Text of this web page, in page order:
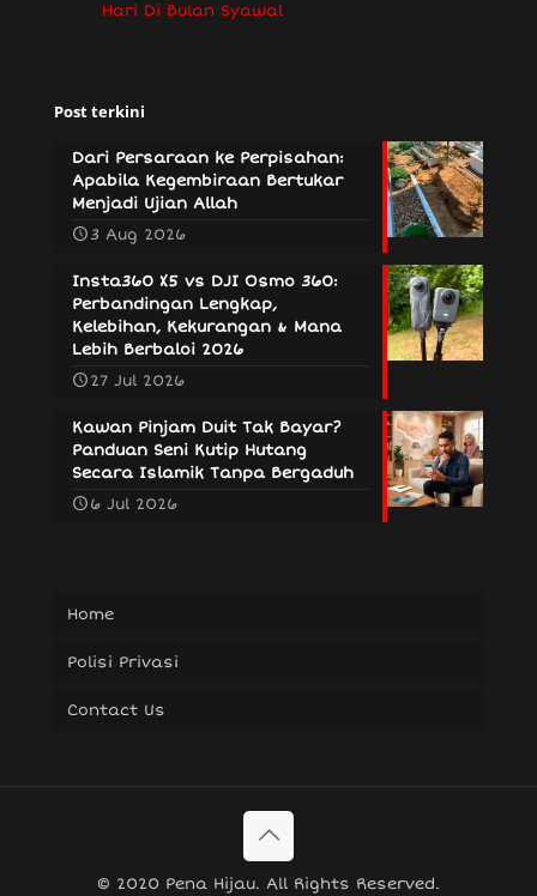
Hari Di Bulan Syawal
Post terkini
Dari Persaraan ke Perpisahan:
Apabila Kegembiraan Bertukar
Menjadi Ujian Allah
3 Aug 2026
Insta360 X5 vs DJI Osmo 360:
Perbandingan Lengkap,
Kelebihan, Kekurangan & Mana
Lebih Berbaloi 2026
27 Jul 2026
Kawan Pinjam Duit Tak Bayar?
Panduan Seni Kutip Hutang
Secara Islamik Tanpa Bergaduh
6 Jul 2026
Home
Polisi Privasi
Contact Us
© 2020 Pena Hijau. All Rights Reserved.